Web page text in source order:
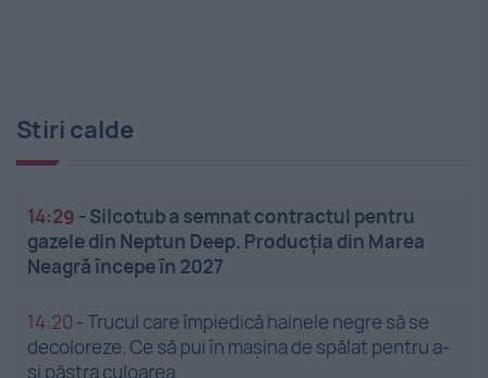
Stiri calde
14:29 - Silcotub a semnat contractul pentru
gazele din Neptun Deep. Producția din Marea
Neagră începe în 2027
14:20 -Trucul care împiedică hainele negre să se
decoloreze. Ce să pui în mașina de spălat pentru a-
și păstra culoarea